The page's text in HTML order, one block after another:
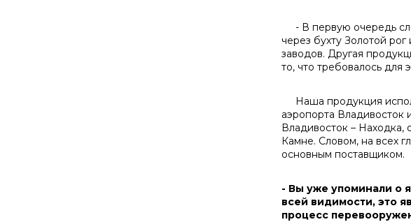
- В первую очередь
через бухту Золотой
заводов. Другая
то, что требовалось для
Наша продукция
аэропорта Владивосток
Владивосток – Находка,
Камне. Словом, на всех
основным поставщиком.
- Вы уже упоминали о
всей видимости, это
процесс